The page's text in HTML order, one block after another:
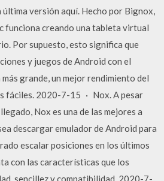
versión aquí. Hecho por Bignox,
funciona creando una tableta virtual
Por supuesto, esto significa que
y juegos de Android con el
grande, un mejor rendimiento del
fáciles. 2020-7-15 · Nox. A pesar
Nox es una de las mejores a
descargar emulador de Android para
escalar posiciones en los últimos
con las características que los
sencillez y compatibilidad. 2020-7-